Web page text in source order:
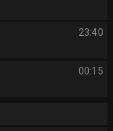
23:40
00:15